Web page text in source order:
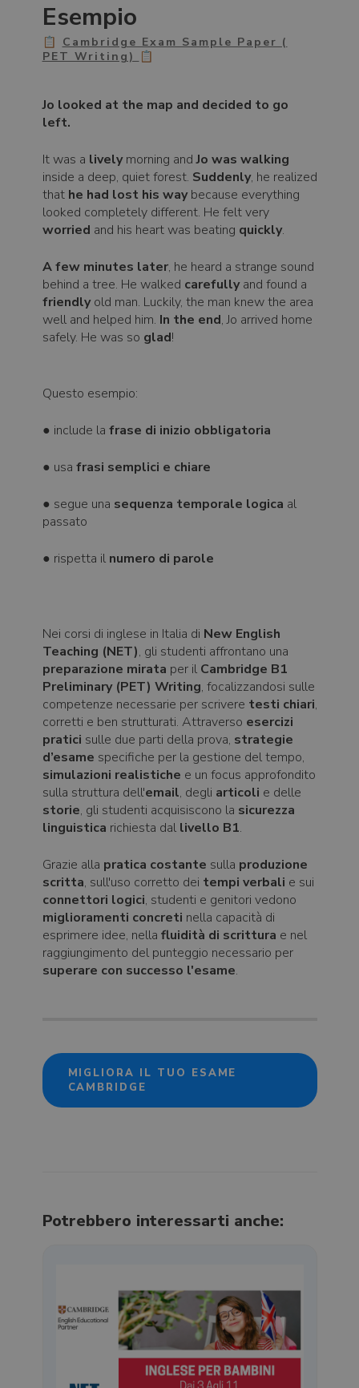
Esempio
📋 Cambridge Exam Sample Paper (
PET Writing)
📋
Jo looked at the map and decided to go
left.
It was a livelymorning andJo was walking
inside a deep, quiet forest. Suddenly, he realized
that he had lost his waybecause everything
looked completely different. He felt very
worried and his heart was beating quickly.
A few minutes later, he heard a strange sound
behind a tree. He walked carefullyand found a
friendlyold man. Luckily, the man knew the area
well and helped him. In the end, Jo arrived home
safely. He was so glad!
Questo esempio:
● include la frase di inizio obbligatoria
● usa frasi semplici e chiare
● segue una sequenza temporale logica al
passato
● rispetta il numero di parole
Nei corsi di inglese in Italia di New English
Teaching (NET), gli studenti affrontano una
preparazione mirata per il Cambridge B1
Preliminary (PET) Writing, focalizzandosi sulle
competenze necessarie per scrivere testi chiari,
corretti e ben strutturati. Attraverso esercizi
pratici sulle due parti della prova, strategie
d’esame specifiche per la gestione del tempo,
simulazioni realistiche e un focus approfondito
sulla struttura dell'email, degli articoli e delle
storie, gli studenti acquisiscono la sicurezza
linguistica richiesta dal livello B1.
Grazie alla pratica costante sulla produzione
scritta, sull'uso corretto dei tempi verbali e sui
connettori logici, studenti e genitori vedono
miglioramenti concreti nella capacità di
esprimere idee, nella fluidità di scrittura e nel
raggiungimento del punteggio necessario per
superare con successo l'esame.
MIGLIORA IL TUO ESAME
CAMBRIDGE
Potrebbero interessarti anche: